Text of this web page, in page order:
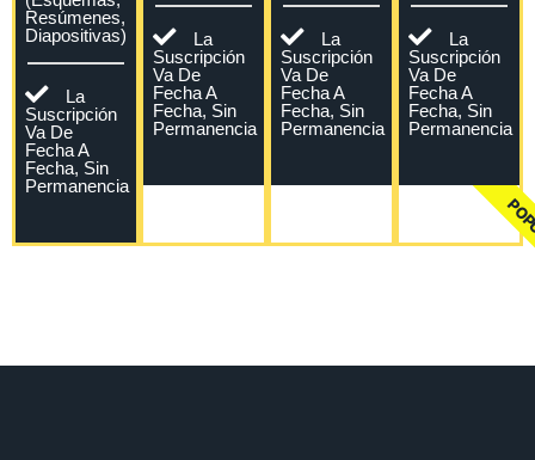
Resúmenes,
Diapositivas)
La
Suscripción
Va De
Fecha A
Fecha, Sin
Permanencia
La
Suscripción
Va De
Fecha A
Fecha, Sin
Permanencia
La
Suscripción
Va De
Fecha A
Fecha, Sin
Permanencia
La
Suscripción
Va De
Fecha A
Fecha, Sin
Permanencia